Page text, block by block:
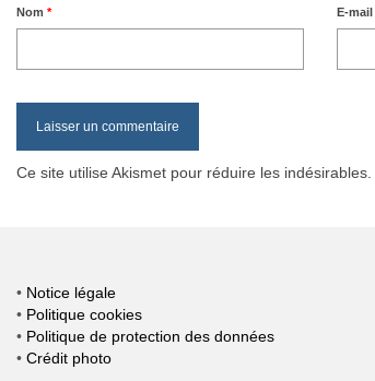
Nom * E-mail
Ce site utilise Akismet pour réduire les indésirables.
• Notice légale
• Politique cookies
• Politique de protection des données
• Crédit photo